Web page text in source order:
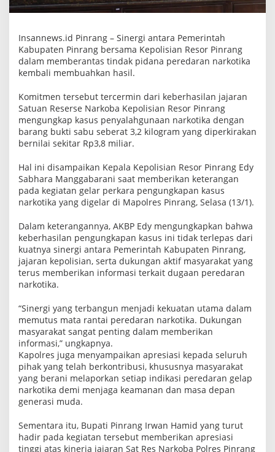
n
g
n
g
k
a
p
a
S
a
b
u
3
,
i
l
o
g
r
m
Insannews.id Pinrang – Sinergi antara Pemerintah
Kabupaten Pinrang bersama Kepolisian Resor Pinrang
dalam memberantas tindak pidana peredaran narkotika
kembali membuahkan hasil.
Komitmen tersebut tercermin dari keberhasilan jajaran
Satuan Reserse Narkoba Kepolisian Resor Pinrang
mengungkap kasus penyalahgunaan narkotika dengan
barang bukti sabu seberat 3,2 kilogram yang diperkirakan
bernilai sekitar Rp3,8 miliar.
Hal ini disampaikan Kepala Kepolisian Resor Pinrang Edy
Sabhara Manggabarani saat memberikan keterangan
pada kegiatan gelar perkara pengungkapan kasus
narkotika yang digelar di Mapolres Pinrang, Selasa (13/1).
Dalam keterangannya, AKBP Edy mengungkapkan bahwa
keberhasilan pengungkapan kasus ini tidak terlepas dari
kuatnya sinergi antara Pemerintah Kabupaten Pinrang,
jajaran kepolisian, serta dukungan aktif masyarakat yang
terus memberikan informasi terkait dugaan peredaran
narkotika.
“Sinergi yang terbangun menjadi kekuatan utama dalam
memutus mata rantai peredaran narkotika. Dukungan
masyarakat sangat penting dalam memberikan
informasi,” ungkapnya.
Kapolres juga menyampaikan apresiasi kepada seluruh
pihak yang telah berkontribusi, khususnya masyarakat
yang berani melaporkan setiap indikasi peredaran gelap
narkotika demi menjaga keamanan dan masa depan
generasi muda.
Sementara itu, Bupati Pinrang Irwan Hamid yang turut
hadir pada kegiatan tersebut memberikan apresiasi
tinggi atas kinerja jajaran Sat Res Narkoba Polres Pinrang